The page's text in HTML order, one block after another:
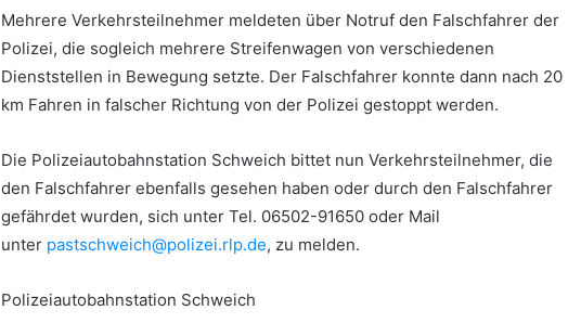
Mehrere Verkehrsteilnehmer meldeten über Notruf den Falschfahrer der
Polizei, die sogleich mehrere Streifenwagen von verschiedenen
Dienststellen in Bewegung setzte. Der Falschfahrer konnte dann nach 20
km Fahren in falscher Richtung von der Polizei gestoppt werden.
Die Polizeiautobahnstation Schweich bittet nun Verkehrsteilnehmer, die
den Falschfahrer ebenfalls gesehen haben oder durch den Falschfahrer
gefährdet wurden, sich unter Tel. 06502-91650 oder Mail
unter pastschweich@polizei.rlp.de, zu melden.
Polizeiautobahnstation Schweich